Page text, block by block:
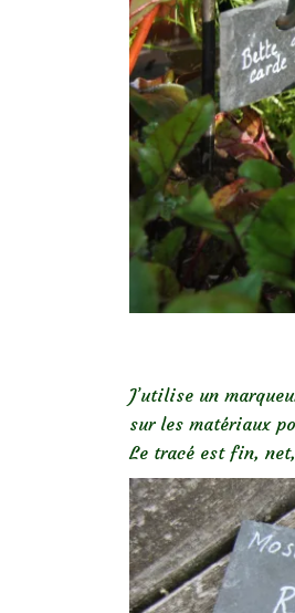
J’utilise un
sur les matériaux
Le tracé est fin,